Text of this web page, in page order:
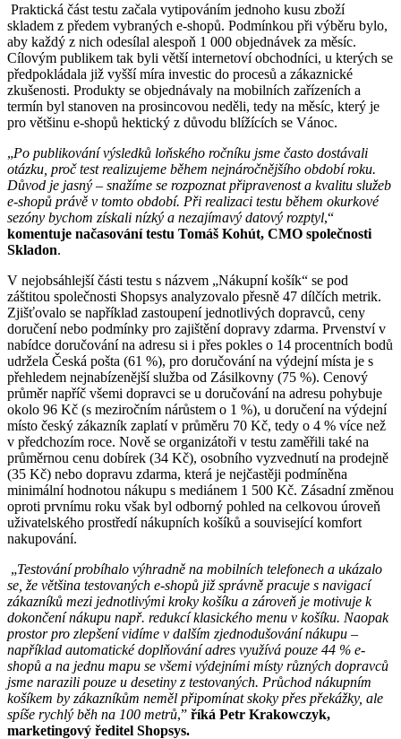
Praktická část testu začala vytipováním jednoho kusu zboží
skladem z předem vybraných e-shopů. Podmínkou při výběru bylo,
aby každý z nich odesílal alespoň 1 000 objednávek za měsíc.
Cílovým publikem tak byli větší internetoví obchodníci, u kterých se
předpokládala již vyšší míra investic do procesů a zákaznické
zkušenosti. Produkty se objednávaly na mobilních zařízeních a
termín byl stanoven na prosincovou neděli, tedy na měsíc, který je
pro většinu e-shopů hektický z důvodu blížících se Vánoc.
„Po publikování výsledků loňského ročníku jsme často dostávali
otázku, proč test realizujeme během nejnáročnějšího období roku.
Důvod je jasný – snažíme se rozpoznat připravenost a kvalitu služeb
e-shopů právě v tomto období. Při realizaci testu během okurkové
sezóny bychom získali nízký a nezajímavý datový rozptyl,“
komentuje načasování testu Tomáš Kohút, CMO společnosti
Skladon.
V nejobsáhlejší části testu s názvem „Nákupní košík“ se pod
záštitou společnosti Shopsys analyzovalo přesně 47 dílčích metrik.
Zjišťovalo se například zastoupení jednotlivých dopravců, ceny
doručení nebo podmínky pro zajištění dopravy zdarma. Prvenství v
nabídce doručování na adresu si i přes pokles o 14 procentních bodů
udržela Česká pošta (61 %), pro doručování na výdejní místa je s
přehledem nejnabízenější služba od Zásilkovny (75 %). Cenový
průměr napříč všemi dopravci se u doručování na adresu pohybuje
okolo 96 Kč (s meziročním nárůstem o 1 %), u doručení na výdejní
místo český zákazník zaplatí v průměru 70 Kč, tedy o 4 % více než
v předchozím roce. Nově se organizátoři v testu zaměřili také na
průměrnou cenu dobírek (34 Kč), osobního vyzvednutí na prodejně
(35 Kč) nebo dopravu zdarma, která je nejčastěji podmíněna
minimální hodnotou nákupu s mediánem 1 500 Kč. Zásadní změnou
oproti prvnímu roku však byl odborný pohled na celkovou úroveň
uživatelského prostředí nákupních košíků a související komfort
nakupování.
„Testování probíhalo výhradně na mobilních telefonech a ukázalo
se, že většina testovaných e-shopů již správně pracuje s navigací
zákazníků mezi jednotlivými kroky košíku a zároveň je motivuje k
dokončení nákupu např. redukcí klasického menu v košíku. Naopak
prostor pro zlepšení vidíme v dalším zjednodušování nákupu –
například automatické doplňování adres využívá pouze 44 % e-
shopů a na jednu mapu se všemi výdejními místy různých dopravců
jsme narazili pouze u desetiny z testovaných. Průchod nákupním
košíkem by zákazníkům neměl připomínat skoky přes překážky, ale
spíše rychlý běh na 100 metrů,” říká Petr Krakowczyk,
marketingový ředitel Shopsys.